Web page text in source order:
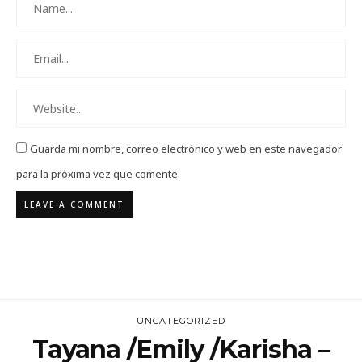
Guarda mi nombre, correo electrónico y web en este navegador
para la próxima vez que comente.
UNCATEGORIZED
Tayana /Emily /Karisha –